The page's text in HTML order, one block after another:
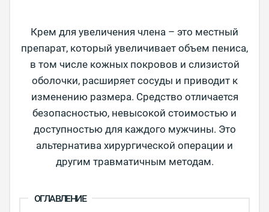
Крем для увеличения члена – это местный
препарат, который увеличивает объем пениса,
в том числе кожных покровов и слизистой
оболочки, расширяет сосуды и приводит к
изменению размера. Средство отличается
безопасностью, невысокой стоимостью и
доступностью для каждого мужчины. Это
альтернатива хирургической операции и
другим травматичным методам.
ОГЛАВЛЕНИЕ